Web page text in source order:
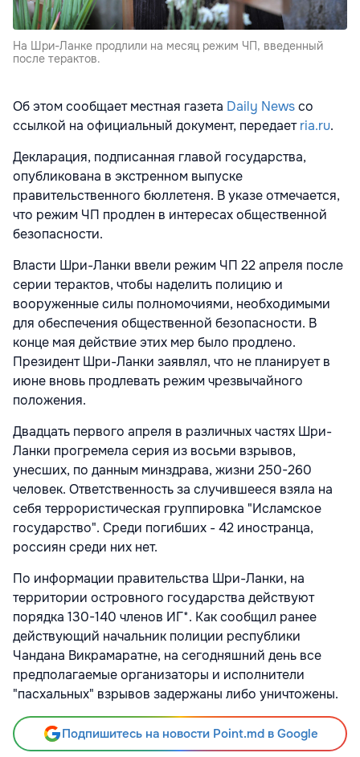
На Шри-Ланке продлили на месяц режим ЧП, введенный
после терактов.
Об этом сообщает местная газета Daily Newsсо
ссылкой на официальный документ, передаетria.ru.
Декларация, подписанная главой государства,
опубликована в экстренном выпуске
правительственного бюллетеня. В указе отмечается,
что режим ЧП продлен в интересах общественной
безопасности.
Власти Шри-Ланки ввели режим ЧП 22 апреля после
серии терактов, чтобы наделить полицию и
вооруженные силы полномочиями, необходимыми
для обеспечения общественной безопасности. В
конце мая действие этих мер было продлено.
Президент Шри-Ланки заявлял, что не планирует в
июне вновь продлевать режим чрезвычайного
положения.
Двадцать первого апреля в различных частях Шри-
Ланки прогремела серия из восьми взрывов,
унесших, по данным минздрава, жизни 250-260
человек. Ответственность за случившееся взяла на
себя террористическая группировка "Исламское
государство". Среди погибших - 42 иностранца,
россиян среди них нет.
По информации правительства Шри-Ланки, на
территории островного государства действуют
порядка 130-140 членов ИГ*. Как сообщил ранее
действующий начальник полиции республики
Чандана Викрамаратне, на сегодняшний день все
предполагаемые организаторы и исполнители
"пасхальных" взрывов задержаны либо уничтожены.
Подпишитесь на новости Point.md в Google